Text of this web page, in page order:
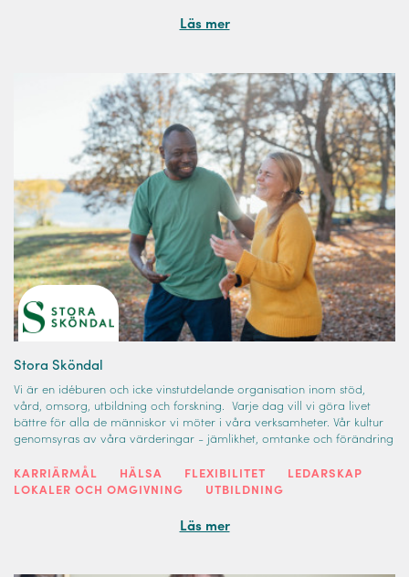
Läs mer
Stora Sköndal
Vi är en idéburen och icke vinstutdelande organisation inom stöd,
vård, omsorg, utbildning och forskning. Varje dag vill vi göra livet
bättre för alla de människor vi möter i våra verksamheter. Vår kultur
genomsyras av våra värderingar - jämlikhet, omtanke och förändring
KARRIÄRMÅL HÄLSA FLEXIBILITET
LEDARSKAP
LOKALER OCH OMGIVNING
UTBILDNING
Läs mer